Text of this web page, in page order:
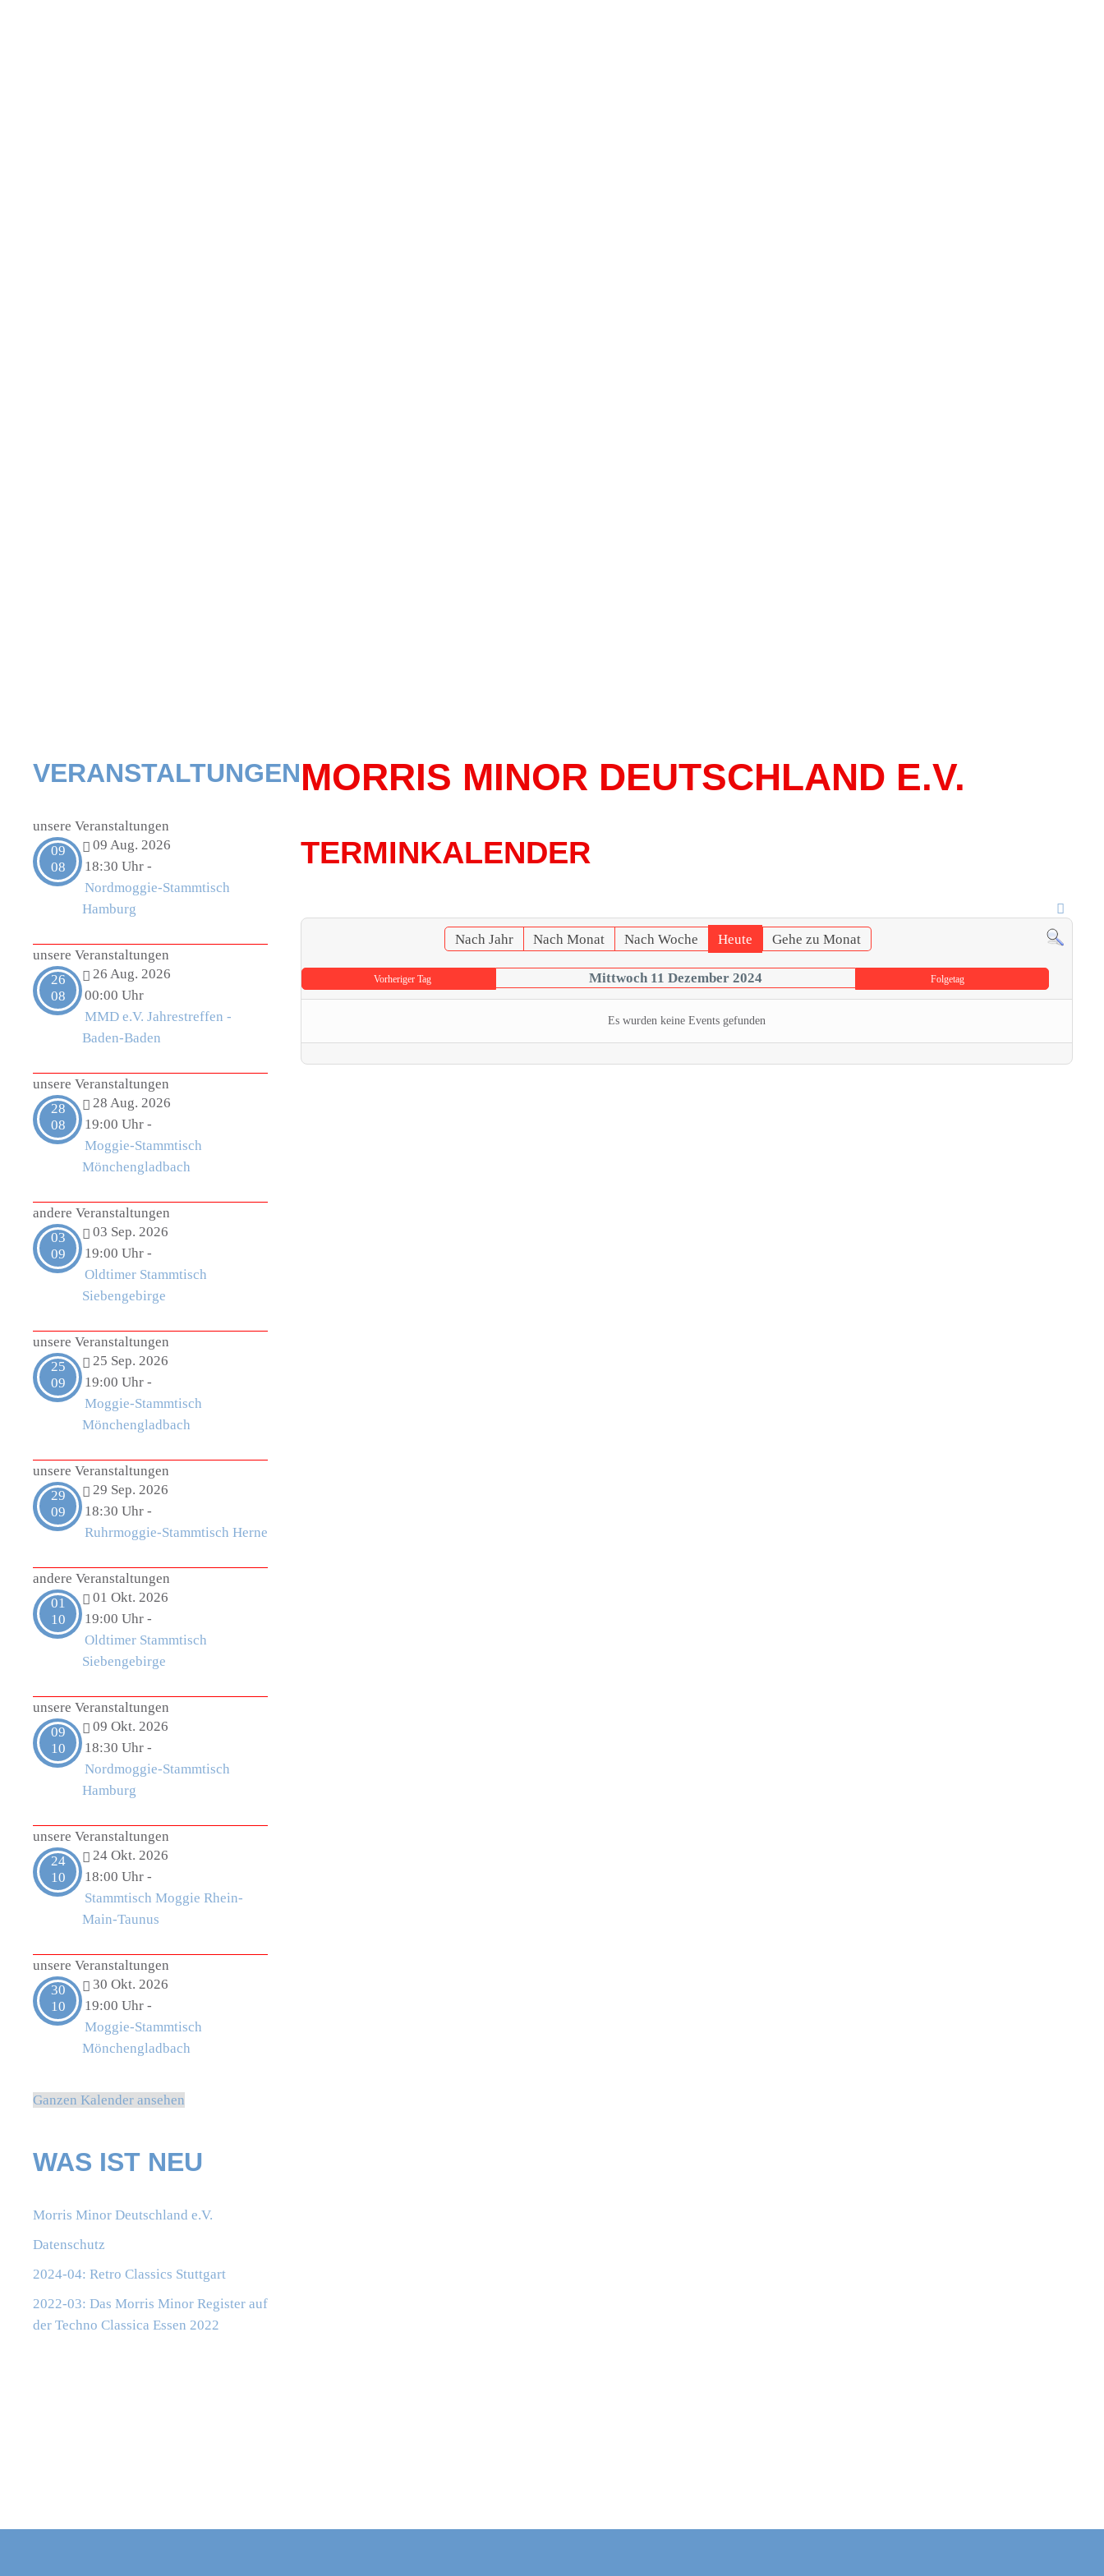
MORRIS MINOR DEUTSCHLAND E.V.
TERMINKALENDER
Nach Jahr Nach Monat Nach Woche Heute Gehe zu Monat
Vorheriger Tag Mittwoch 11 Dezember 2024 Folgetag
Es wurden keine Events gefunden
VERANSTALTUNGEN
unsere Veranstaltungen
09
08
09 Aug. 2026
18:30 Uhr -
Nordmoggie-Stammtisch
Hamburg
unsere Veranstaltungen
26
08
26 Aug. 2026
00:00 Uhr
MMD e.V. Jahrestreffen -
Baden-Baden
unsere Veranstaltungen
28
08
28 Aug. 2026
19:00 Uhr -
Moggie-Stammtisch
Mönchengladbach
andere Veranstaltungen
03
09
03 Sep. 2026
19:00 Uhr -
Oldtimer Stammtisch
Siebengebirge
unsere Veranstaltungen
25
09
25 Sep. 2026
19:00 Uhr -
Moggie-Stammtisch
Mönchengladbach
unsere Veranstaltungen
29
09
29 Sep. 2026
18:30 Uhr -
Ruhrmoggie-Stammtisch Herne
andere Veranstaltungen
01
10
01 Okt. 2026
19:00 Uhr -
Oldtimer Stammtisch
Siebengebirge
unsere Veranstaltungen
09
10
09 Okt. 2026
18:30 Uhr -
Nordmoggie-Stammtisch
Hamburg
unsere Veranstaltungen
24
10
24 Okt. 2026
18:00 Uhr -
Stammtisch Moggie Rhein-
Main-Taunus
unsere Veranstaltungen
30
10
30 Okt. 2026
19:00 Uhr -
Moggie-Stammtisch
Mönchengladbach
Ganzen Kalender ansehen
WAS IST NEU
Morris Minor Deutschland e.V.
Datenschutz
2024-04: Retro Classics Stuttgart
2022-03: Das Morris Minor Register auf
der Techno Classica Essen 2022